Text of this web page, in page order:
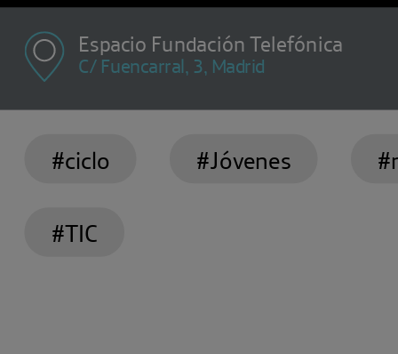
Espacio Fundación Telefónica
C/ Fuencarral, 3, Madrid
#ciclo #Jóvenes
#TIC